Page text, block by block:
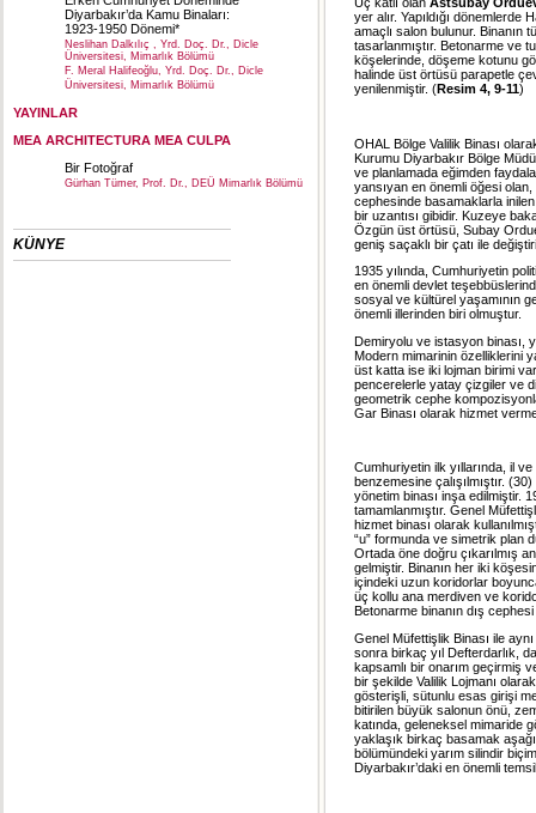
Diyarbakır’da Kamu Binaları:
1923-1950 Dönemi*
Neslihan Dalkılıç , Yrd. Doç. Dr., Dicle
Üniversitesi, Mimarlık Bölümü
F. Meral Halifeoğlu, Yrd. Doç. Dr., Dicle
Üniversitesi, Mimarlık Bölümü
YAYINLAR
MEA ARCHITECTURA MEA CULPA
Bir Fotoğraf
Gürhan Tümer, Prof. Dr., DEÜ Mimarlık Bölümü
KÜNYE
Üç katlı olan Astsubay
yer alır. Yapıldığı
amaçlı salon bulunur.
tasarlanmıştır. Betonarme ve
köşelerinde, döşeme kotunu
halinde üst örtüsü parapetle
yenilenmiştir. (Resim 4, 9-11)
OHAL Bölge Valilik Binası
Kurumu Diyarbakır Bölge
ve planlamada eğimden
yansıyan en önemli öğesi
cephesinde basamaklarla
bir uzantısı gibidir. Kuzeye
Özgün üst örtüsü, Subay
geniş saçaklı bir çatı ile
1935 yılında, Cumhuriyetin
en önemli devlet
sosyal ve kültürel yaşamının
önemli illerinden biri olmuştur.
Demiryolu ve istasyon binası,
Modern mimarinin özelliklerini
üst katta ise iki lojman birimi
pencerelerle yatay çizgiler ve
geometrik cephe
Gar Binası olarak hizmet
Cumhuriyetin ilk yıllarında, il
benzemesine çalışılmıştır.
yönetim binası inşa edilmiştir.
tamamlanmıştır. Genel
hizmet binası olarak
“u” formunda ve simetrik plan
Ortada öne doğru çıkarılmış
gelmiştir. Binanın her iki
içindeki uzun koridorlar
üç kollu ana merdiven ve
Betonarme binanın dış cephesi
Genel Müfettişlik Binası ile
sonra birkaç yıl Defterdarlık,
kapsamlı bir onarım geçirmiş
bir şekilde Valilik Lojmanı
gösterişli, sütunlu esas girişi
bitirilen büyük salonun önü,
katında, geleneksel mimaride
yaklaşık birkaç basamak
bölümündeki yarım silindir
Diyarbakır’daki en önemli